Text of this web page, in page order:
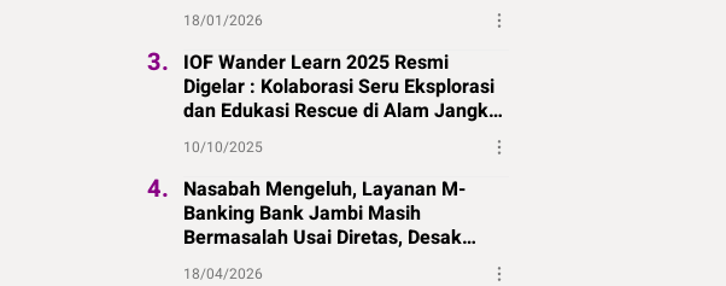
18/01/2026
3. IOF Wander Learn 2025 Resmi
Digelar : Kolaborasi Seru Eksplorasi
dan Edukasi Rescue di Alam Jangkat
Merangin
10/10/2025
4. Nasabah Mengeluh, Layanan M-
Banking Bank Jambi Masih
Bermasalah Usai Diretas, Desak
Perbaikan Segera
18/04/2026